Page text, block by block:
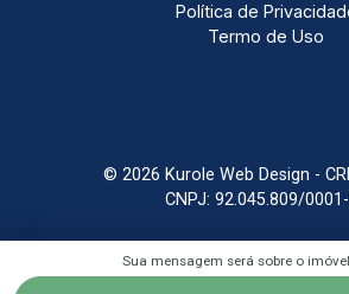
Sua mensagem será sobre o imóvel
Política de
Termo de Uso
© 2026 Kurole Web Design -
CNPJ: 92.045.809/